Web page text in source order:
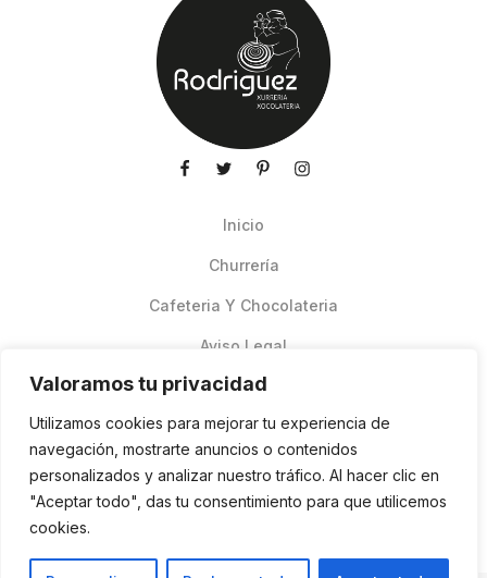
Valoramos tu privacidad
Utilizamos cookies para mejorar tu experiencia de
navegación, mostrarte anuncios o contenidos
personalizados y analizar nuestro tráfico. Al hacer clic en
"Aceptar todo", das tu consentimiento para que utilicemos
cookies.
Inicio
Churrería
Cafeteria Y Chocolateria
Aviso Legal
Pedidos Online Glovo
Contacto